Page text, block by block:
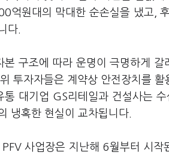
억원대의 막대한 순손실을 냈고,
다.
구조에 따라 운명이 극명하게 갈
투자자들은 계약상 안전장치를 활
대기업 GS리테일과 건설사는
냉혹한 현실이 교차됩니다.
사업장은 지난해 6월부터 시